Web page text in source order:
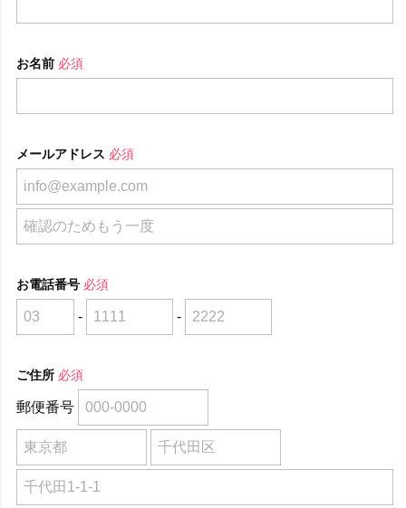
お名前 必須
メールアドレス 必須
お電話番号 必須
- -
ご住所 必須
郵便番号